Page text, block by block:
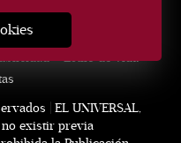
somos
Estilo de vida
| EL UNIVERSAL,
no existir previa